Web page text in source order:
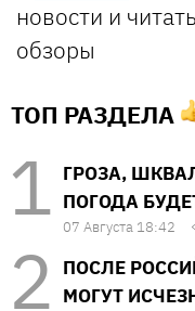
новости и
обзоры
ТОП РАЗДЕЛА
ГРОЗА,
ПОГОДА
07 Августа 18:42
ПОСЛЕ
МОГУТ